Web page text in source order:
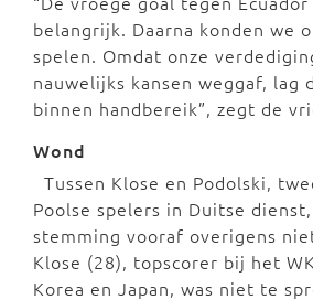
belangrijk. Daarna konden we
spelen. Omdat onze
nauwelijks kansen weggaf, lag
binnen handbereik”, zegt de
Wond
Tussen Klose en Podolski,
Poolse spelers in Duitse
stemming vooraf overigens
Klose (28), topscorer bij het
Korea en Japan, was niet te